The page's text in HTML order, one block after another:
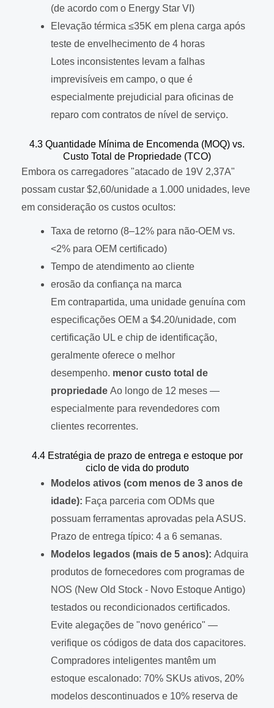
(de acordo com o Energy Star VI)
Elevação térmica ≤35K em plena carga após
teste de envelhecimento de 4 horas
Lotes inconsistentes levam a falhas
imprevisíveis em campo, o que é
especialmente prejudicial para oficinas de
reparo com contratos de nível de serviço.
4.3 Quantidade Mínima de Encomenda (MOQ) vs.
Custo Total de Propriedade (TCO)
Embora os carregadores "atacado de 19V 2,37A"
possam custar $2,60/unidade a 1.000 unidades, leve
em consideração os custos ocultos:
Taxa de retorno (8–12% para não-OEM vs.
<2% para OEM certificado)
Tempo de atendimento ao cliente
erosão da confiança na marca
Em contrapartida, uma unidade genuína com
especificações OEM a $4.20/unidade, com
certificação UL e chip de identificação,
geralmente oferece o melhor
desempenho. menor custo total de
propriedade Ao longo de 12 meses —
especialmente para revendedores com
clientes recorrentes.
4.4 Estratégia de prazo de entrega e estoque por
ciclo de vida do produto
Modelos ativos (com menos de 3 anos de
idade): Faça parceria com ODMs que
possuam ferramentas aprovadas pela ASUS.
Prazo de entrega típico: 4 a 6 semanas.
Modelos legados (mais de 5 anos): Adquira
produtos de fornecedores com programas de
NOS (New Old Stock - Novo Estoque Antigo)
testados ou recondicionados certificados.
Evite alegações de "novo genérico" —
verifique os códigos de data dos capacitores.
Compradores inteligentes mantêm um
estoque escalonado: 70% SKUs ativos, 20%
modelos descontinuados e 10% reserva de